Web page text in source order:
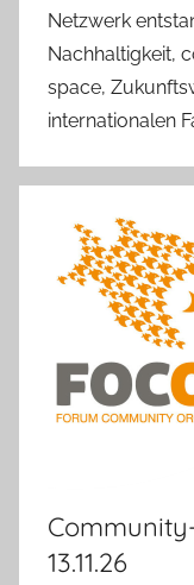
Netzwerk
Nachhaltigkeit,
space,
internationalen
13.11.26